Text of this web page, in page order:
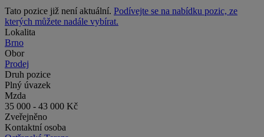
Tato pozice již není aktuální. Podívejte se na nabídku pozic, ze
kterých můžete nadále vybírat.
Lokalita
Brno
Obor
Prodej
Druh pozice
Plný úvazek
Mzda
35 000 - 43 000 Kč
Zveřejněno
Kontaktní osoba